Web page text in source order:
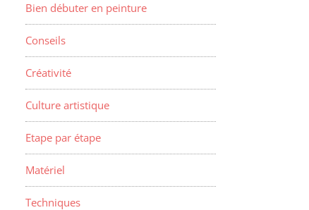
Bien débuter en peinture
Conseils
Créativité
Culture artistique
Etape par étape
Matériel
Techniques